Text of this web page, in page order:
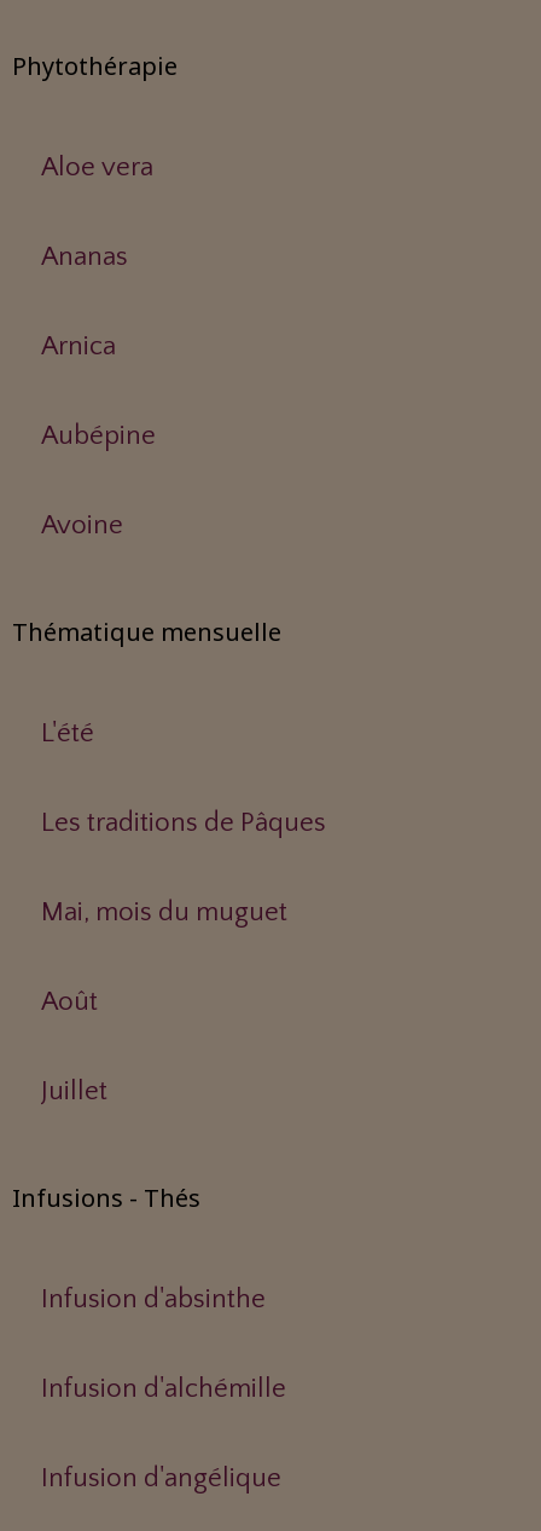
Phytothérapie
Aloe vera
Ananas
Arnica
Aubépine
Avoine
Thématique mensuelle
L'été
Les traditions de Pâques
Mai, mois du muguet
Août
Juillet
Infusions - Thés
Infusion d'absinthe
Infusion d'alchémille
Infusion d'angélique